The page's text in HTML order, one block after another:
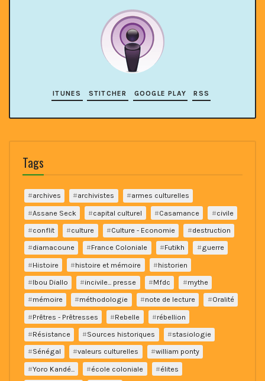
ITUNES STITCHER GOOGLE PLAY RSS
Tags
archives archivistes
armes culturelles
Assane Seck
capital culturel Casamance
civile
conflit
culture Culture - Economie
destruction
diamacoune
France Coloniale Futikh
guerre
Histoire
histoire et mémoire
historien
Ibou Diallo
incivile... presse Mfdc
mythe
mémoire
méthodologie note de lecture
Oralité
Prêtres - Prêtresses
Rebelle
rébellion
Résistance
Sources historiques
stasiologie
Sénégal
valeurs culturelles
william ponty
Yoro Kandé...
école coloniale
élites